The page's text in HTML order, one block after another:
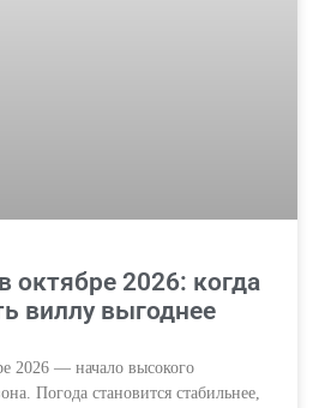
октябре 2026: когда
виллу выгоднее
2026 — начало высокого
Погода становится стабильнее,